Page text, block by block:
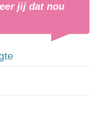
jij dat nou